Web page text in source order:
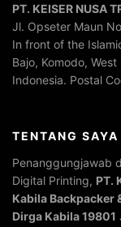
PT. KEISER NUSA
Jl. Opseter Maun
In front of the
Bajo, Komodo,
Indonesia. Postal
TENTANG SAYA
Penanggungjawab
Digital Printing, PT.
Kabila Backpacker
Dirga Kabila 19801